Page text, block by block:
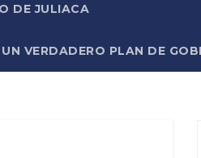
DE JULIACA
VERDADERO PLAN DE